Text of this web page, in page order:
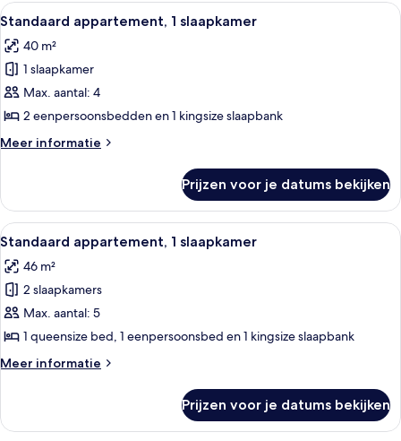
slaapkamers
Alle
foto's
voor
Standaard
appartement,
1
slaapkamer
laden
Een moderne hotelkamer met een
4
Standaard appartement, 1 slaapkamer
40 m²
1 slaapkamer
Max. aantal: 4
2 eenpersoonsbedden en 1 kingsize slaapbank
Meer informatie
Meer
appartement,
slaapkamer
Prijzen voor je datums bekijken
Alle
foto's
voor
Standaard
appartement,
1
slaapkamer
laden
Een moderne hotelkamer met een
3
Standaard appartement, 1 slaapkamer
46 m²
2 slaapkamers
Max. aantal: 5
1 queensize bed, 1 eenpersoonsbed en 1 kingsize slaapbank
Meer informatie
Meer
appartement,
Prijzen voor je datums bekijken